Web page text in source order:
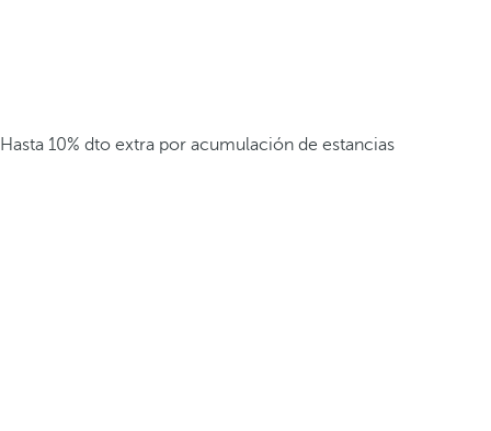
Hasta 10% dto extra por acumulación de estancias